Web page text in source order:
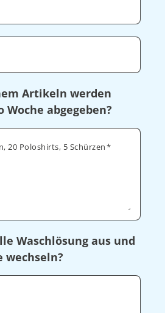
Artikeln werden
abgegeben?
20 Poloshirts, 5 Schürzen
Waschlösung aus und
wechseln?